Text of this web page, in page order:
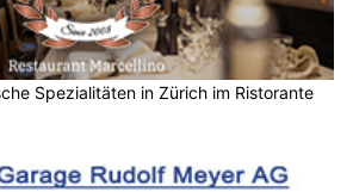
Spezialitäten in Zürich im Ristorante